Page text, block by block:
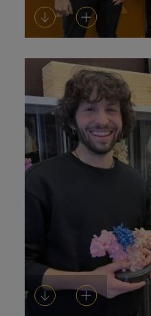
Descarregar-ho Afegeix a la cistella
Descarregar-ho Afegeix a la cistella